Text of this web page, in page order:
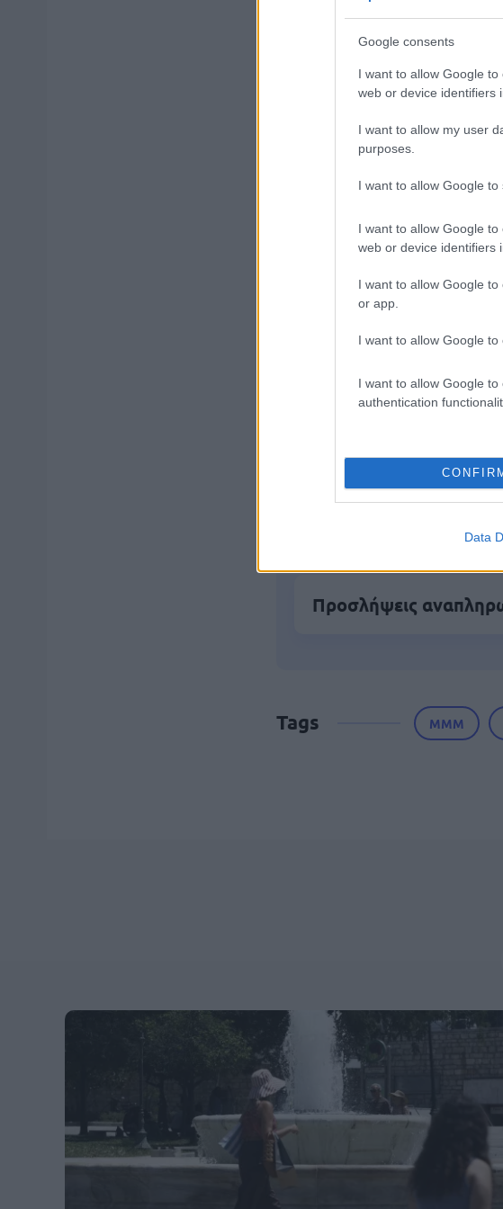
Google consents
I want to allow Google
web or device identifiers
I want to allow my user
purposes.
I want to allow Google to
I want to allow Google
web or device identifiers
I want to allow Google
or app.
I want to allow Google
I want to allow Google
authentication
Data
μέρες
Μάθε πρώτος
Βάλε το
Κατώτατος μισθός:
ΔΕΥΑ Άργους -
Προσλήψεις
Tags ΜΜΜ